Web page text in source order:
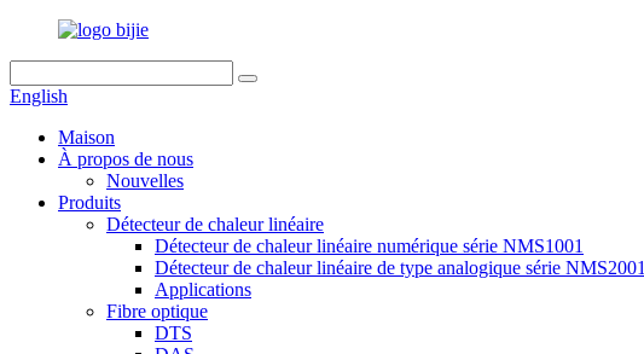
English
Maison
À propos de nous
Nouvelles
Produits
Détecteur de chaleur linéaire
Détecteur de chaleur linéaire numérique série NMS1001
Détecteur de chaleur linéaire de type analogique série NMS2001
Applications
Fibre optique
DTS